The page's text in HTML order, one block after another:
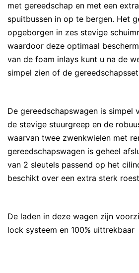
met gereedschap en met een
spuitbussen in op te bergen. Het
opgeborgen in zes stevige
waardoor deze optimaal
van de foam inlays kunt u na de
simpel zien of de
De gereedschapswagen is simpel
de stevige stuurgreep en de
waarvan twee zwenkwielen met
gereedschapswagen is geheel
van 2 sleutels passend op het
beschikt over een extra sterk
De laden in deze wagen zijn
lock systeem en 100% uittrekbaar